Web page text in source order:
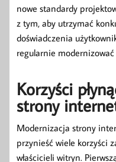
nowe standardy
z tym, aby utrzymać
doświadczenia
regularnie
Korzyści
strony
Modernizacja strony
przynieść wiele korzyści
właścicieli witryn.